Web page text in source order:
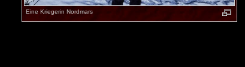
Eine Kriegerin Nordmars